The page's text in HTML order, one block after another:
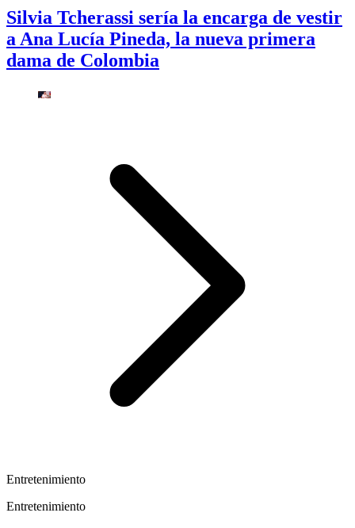
Silvia Tcherassi sería la encarga de vestir
a Ana Lucía Pineda, la nueva primera
dama de Colombia
Entretenimiento
Entretenimiento